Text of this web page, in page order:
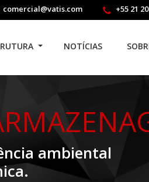
comercial@vatis.com +55 21
NOTÍCIAS
ambiental